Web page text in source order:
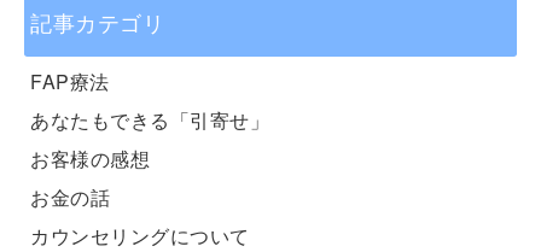
記事カテゴリ
FAP療法
あなたもできる「引寄せ」
お客様の感想
お金の話
カウンセリングについて